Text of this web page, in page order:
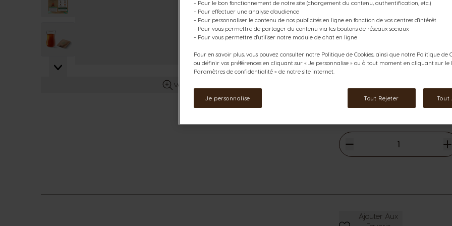
Voir plus d’informations
Profitez de notre Pack NEO
de 72 sachets pour faire le
Ce pack contient:
boîtes de NEO Marrakech
The price depends on the
Prix normal
23,58 €
Ajouter Aux Favoris
Ajouter Aux
- Pour le bon fonctionnement de notre site (chargement du contenu, authentification, etc.)
- Pour effectuer une analyse d'audience
- Pour personnaliser le contenu de nos publicités en ligne en fonction de vos centres d'intérêt
- Pour vous permettre de partager du contenu via les boutons de réseaux sociaux
- Pour vous permettre d'utiliser notre module de chat en ligne
Pour en savoir plus, vous pouvez consulter notre Politique de Cookies, ainsi que notre Politique de
ou définir vos préférences en cliquant sur « Je personnalise » ou à tout moment en cliquant sur le
Paramètres de confidentialité » de notre site internet.
Je personnalise Tout Rejeter Tout